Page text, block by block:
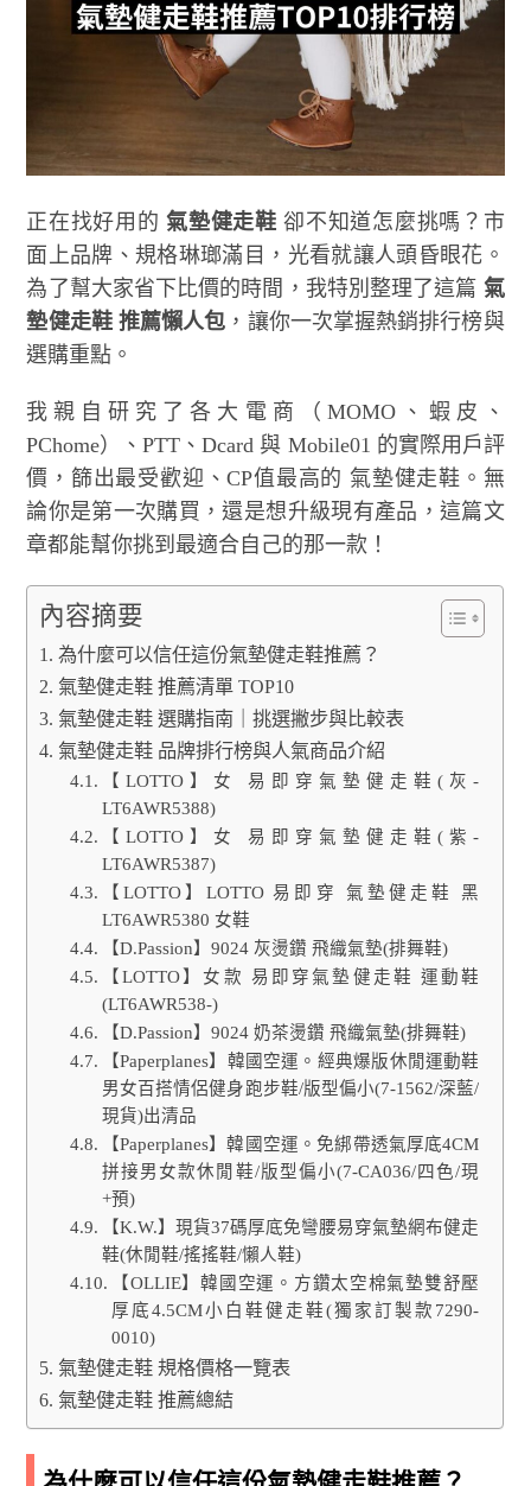
正在找好用的氣墊健走鞋 卻不知道怎麼挑嗎？市
面上品牌、規格琳瑯滿目，光看就讓人頭昏眼花。
為了幫大家省下比價的時間，我特別整理了這篇 氣
墊健走鞋 推薦懶人包 ，讓你一次掌握熱銷排行榜與
選購重點。
我親自研究了各大電商（MOMO、蝦皮、
PChome）、PTT、Dcard 與 Mobile01 的實際用戶評
價，篩出最受歡迎、CP值最高的 氣墊健走鞋。無
論你是第一次購買，還是想升級現有產品，這篇文
章都能幫你挑到最適合自己的那一款！
內容摘要
為什麼可以信任這份氣墊健走鞋推薦？
氣墊健走鞋 推薦清單 TOP10
氣墊健走鞋 選購指南｜挑選撇步與比較表
氣墊健走鞋 品牌排行榜與人氣商品介紹
【LOTTO】女 易即穿氣墊健走鞋(灰-
LT6AWR5388)
【LOTTO】女 易即穿氣墊健走鞋(紫-
LT6AWR5387)
【LOTTO】LOTTO 易即穿 氣墊健走鞋 黑
LT6AWR5380 女鞋
【D.Passion】9024 灰燙鑽 飛織氣墊(排舞鞋)
【LOTTO】女款 易即穿氣墊健走鞋 運動鞋
(LT6AWR538-)
【D.Passion】9024 奶茶燙鑽 飛織氣墊(排舞鞋)
【Paperplanes】韓國空運。經典爆版休閒運動鞋
男女百搭情侶健身跑步鞋/版型偏小(7-1562/深藍/
現貨)出清品
【Paperplanes】韓國空運。免綁帶透氣厚底4CM
拼接男女款休閒鞋/版型偏小(7-CA036/四色/現
+預)
【K.W.】現貨37碼厚底免彎腰易穿氣墊網布健走
鞋(休閒鞋/搖搖鞋/懶人鞋)
【OLLIE】韓國空運。方鑽太空棉氣墊雙舒壓
厚底4.5CM小白鞋健走鞋(獨家訂製款7290-
0010)
氣墊健走鞋 規格價格一覽表
氣墊健走鞋 推薦總結